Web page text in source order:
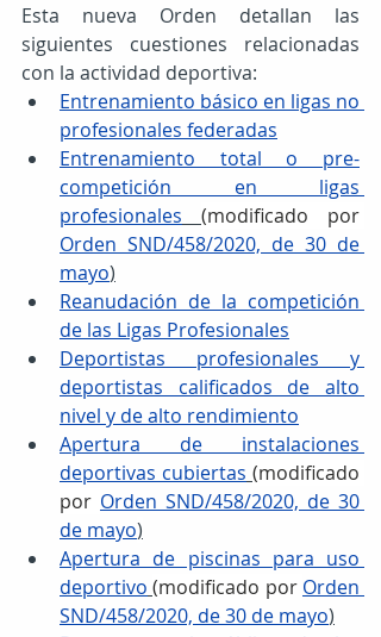
Esta nueva Orden detallan las
siguientes cuestiones relacionadas
con la actividad deportiva:
Entrenamiento básico en ligas no
profesionales federadas
Entrenamiento total o pre-
competición en ligas
profesionales
Orden SND/458/2020, de 30 de
mayo)
Reanudación de la competición
de las Ligas Profesionales
Deportistas profesionales y
deportistas calificados de alto
nivel y de alto rendimiento
Apertura de instalaciones
deportivas cubiertas (modificado
por Orden SND/458/2020, de 30
de mayo)
Apertura de piscinas para uso
deportivo (modificado por Orden
SND/458/2020, de 30 de mayo)